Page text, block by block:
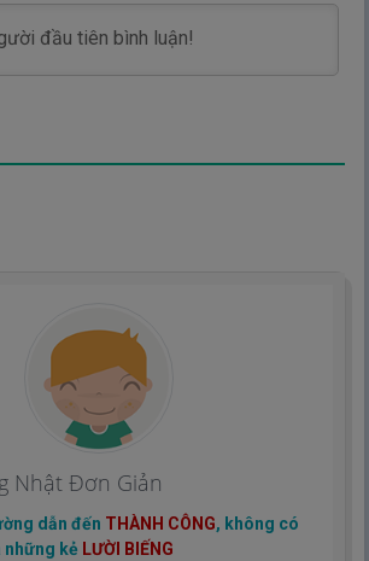
Nhật Đơn Giản
dẫn đến THÀNH CÔNG, không có
những kẻ LƯỜI BIẾNG